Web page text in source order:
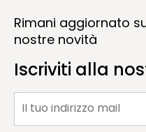
Rimani aggiornato
nostre novità
Iscriviti alla